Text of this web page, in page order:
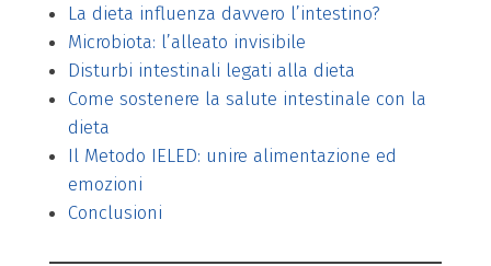
La dieta influenza davvero l’intestino?
Microbiota: l’alleato invisibile
Disturbi intestinali legati alla dieta
Come sostenere la salute intestinale con la
dieta
Il Metodo IELED: unire alimentazione ed
emozioni
Conclusioni